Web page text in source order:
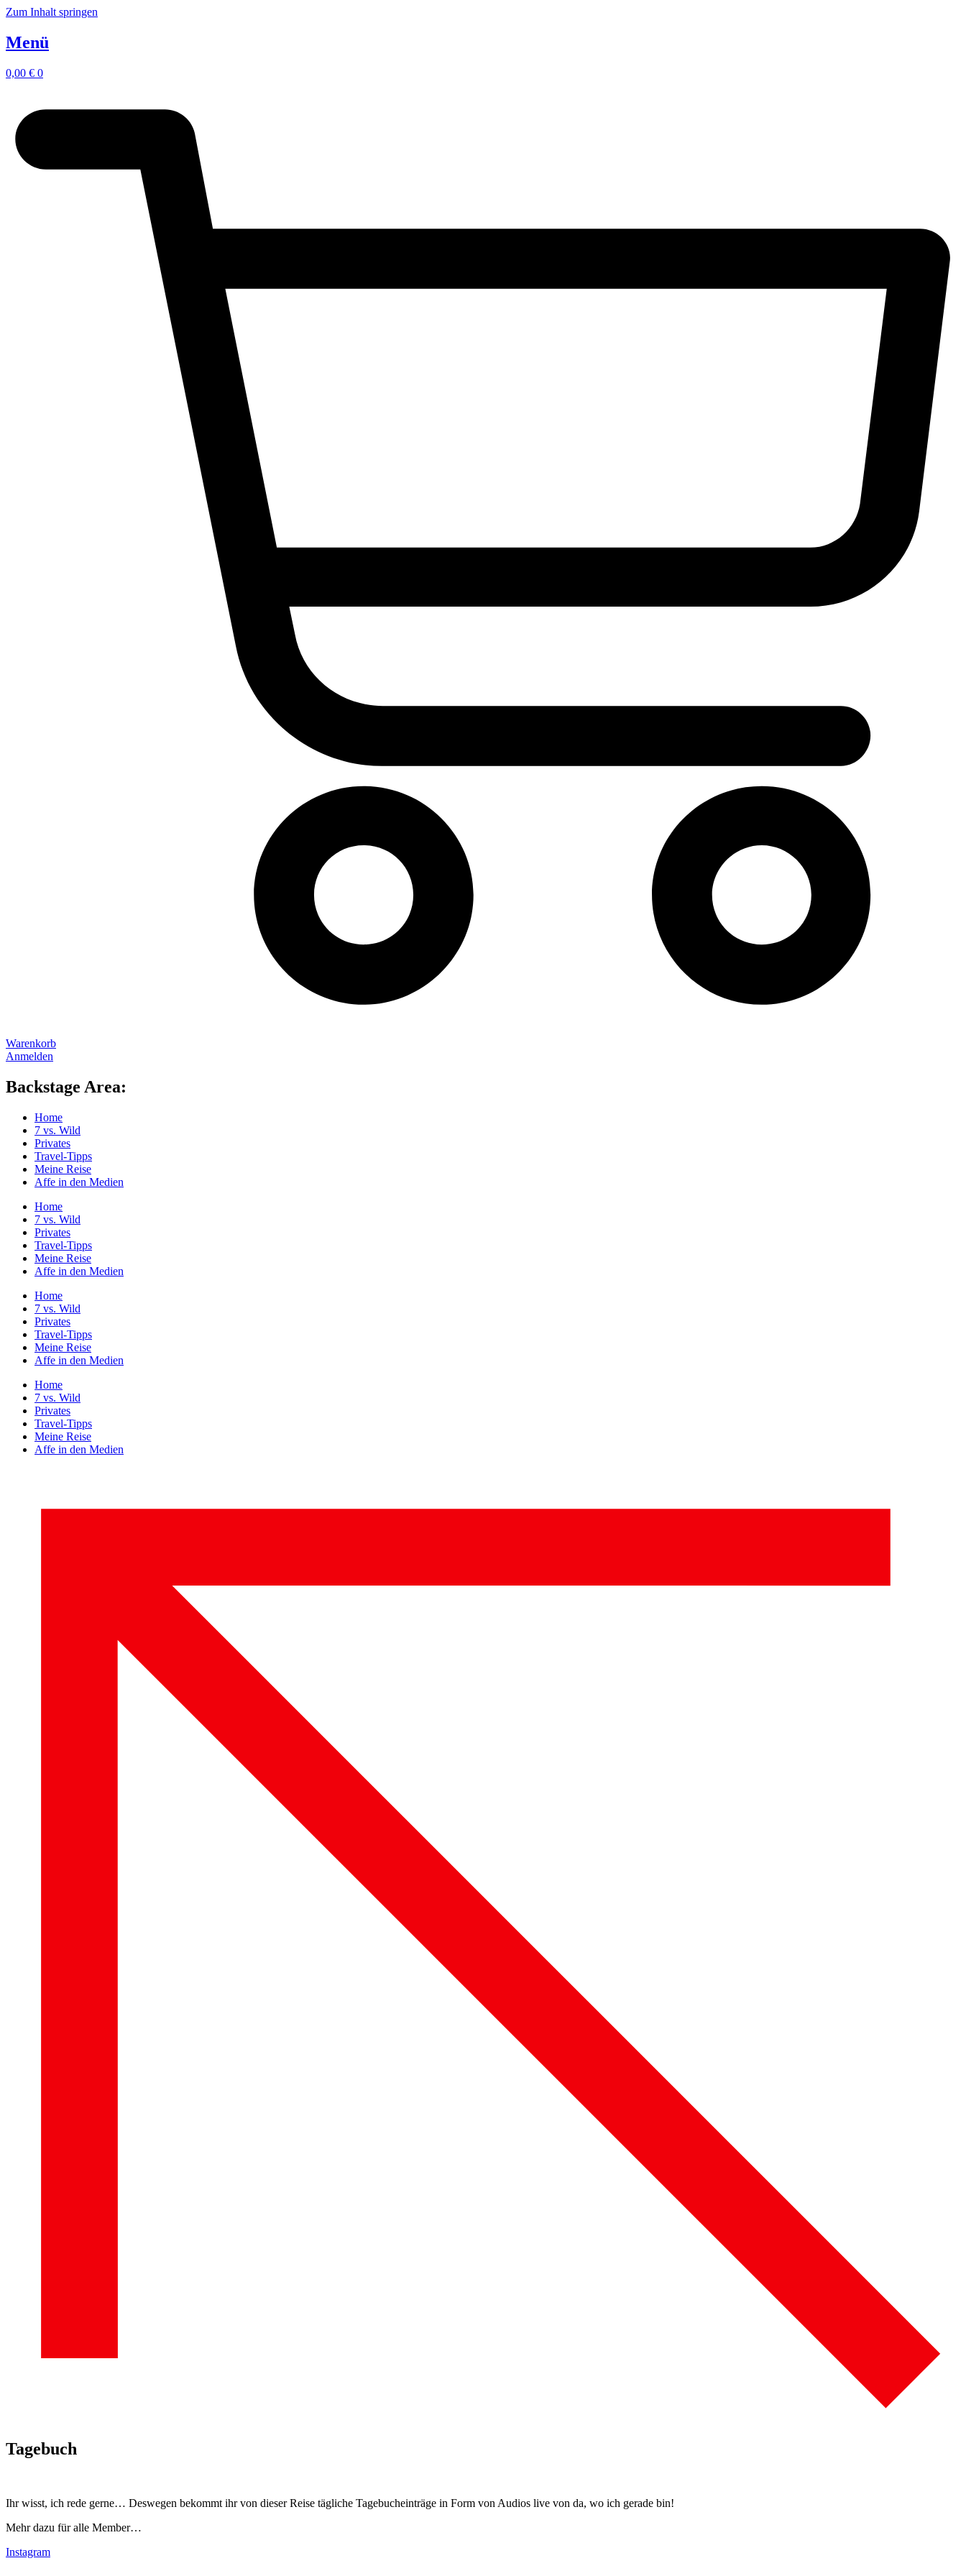
Zum Inhalt springen
Menü
0,00 € 0
Warenkorb
Anmelden
Backstage Area:
Home
7 vs. Wild
Privates
Travel-Tipps
Meine Reise
Affe in den Medien
Home
7 vs. Wild
Privates
Travel-Tipps
Meine Reise
Affe in den Medien
Home
7 vs. Wild
Privates
Travel-Tipps
Meine Reise
Affe in den Medien
Home
7 vs. Wild
Privates
Travel-Tipps
Meine Reise
Affe in den Medien
Tagebuch
Ihr wisst, ich rede gerne… Deswegen bekommt ihr von dieser Reise tägliche Tagebucheinträge in Form von Audios live von da, wo ich gerade bin!
Mehr dazu für alle Member…
Instagram